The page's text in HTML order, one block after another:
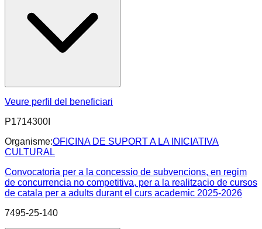
Veure perfil del beneficiari
P1714300I
Organisme:OFICINA DE SUPORT A LA INICIATIVA
CULTURAL
Convocatoria per a la concessio de subvencions, en regim
de concurrencia no competitiva, per a la realitzacio de cursos
de catala per a adults durant el curs academic 2025-2026
7495-25-140